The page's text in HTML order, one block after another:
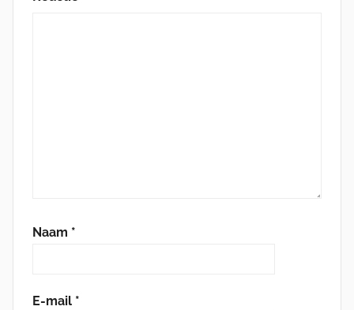
Naam *
E-mail *